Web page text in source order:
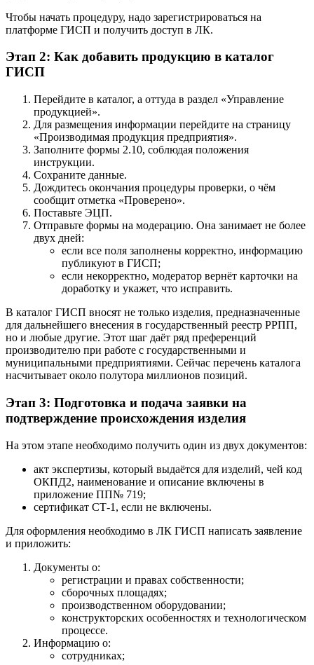
Чтобы начать процедуру, надо зарегистрироваться на
платформе ГИСП и получить доступ в ЛК.
Этап 2: Как добавить продукцию в каталог
ГИСП
Перейдите в каталог, а оттуда в раздел «Управление
продукцией».
Для размещения информации перейдите на страницу
«Производимая продукция предприятия».
Заполните формы 2.10, соблюдая положения
инструкции.
Сохраните данные.
Дождитесь окончания процедуры проверки, о чём
сообщит отметка «Проверено».
Поставьте ЭЦП.
Отправьте формы на модерацию. Она занимает не более
двух дней:
если все поля заполнены корректно, информацию
публикуют в ГИСП;
если некорректно, модератор вернёт карточки на
доработку и укажет, что исправить.
В каталог ГИСП вносят не только изделия, предназначенные
для дальнейшего внесения в государственный реестр РРПП,
но и любые другие. Этот шаг даёт ряд преференций
производителю при работе с государственными и
муниципальными предприятиями. Сейчас перечень каталога
насчитывает около полутора миллионов позиций.
Этап 3: Подготовка и подача заявки на
подтверждение происхождения изделия
На этом этапе необходимо получить один из двух документов:
акт экспертизы, который выдаётся для изделий, чей код
ОКПД2, наименование и описание включены в
приложение ПП№ 719;
сертификат СТ-1, если не включены.
Для оформления необходимо в ЛК ГИСП написать заявление
и приложить:
Документы о:
регистрации и правах собственности;
сборочных площадях;
производственном оборудовании;
конструкторских особенностях и технологическом
процессе.
Информацию о:
сотрудниках;